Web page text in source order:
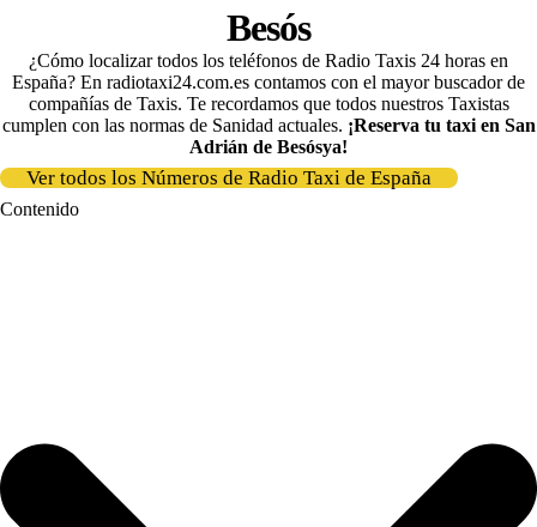
Besós
¿Cómo localizar todos los teléfonos de Radio Taxis 24 horas en
España? En radiotaxi24.com.es contamos con el mayor buscador de
compañías de Taxis. Te recordamos que todos nuestros Taxistas
cumplen con las normas de Sanidad actuales. ¡Reserva tu taxi en San
Adrián de Besósya!
Ver todos los Números de Radio Taxi de España
Contenido